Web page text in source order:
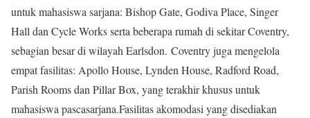
untuk mahasiswa sarjana: Bishop Gate, Godiva Place, Singer
Hall dan Cycle Works serta beberapa rumah di sekitar Coventry,
sebagian besar di wilayah Earlsdon. Coventry juga mengelola
empat fasilitas: Apollo House, Lynden House, Radford Road,
Parish Rooms dan Pillar Box, yang terakhir khusus untuk
mahasiswa pascasarjana.Fasilitas akomodasi yang disediakan